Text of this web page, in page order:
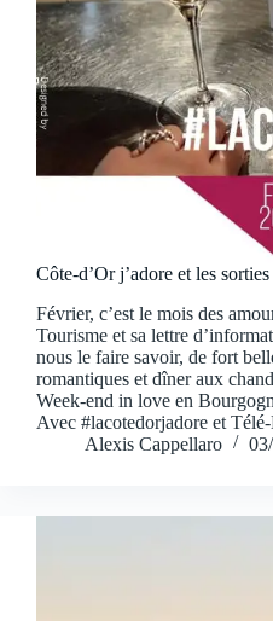
Côte-d’Or j’adore et les
Février, c’est le mois des
Tourisme et sa lettre
nous le faire savoir, de fort
romantiques et dîner aux
Week-end in love en
Avec #lacotedorjadore et
Alexis Cappellaro